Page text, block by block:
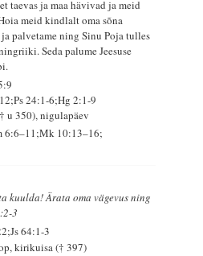
taevas ja maa hävivad ja meid
meid kindlalt oma sõna
palvetame ning Sinu Poja tulles
Seda palume Jeesuse
24:1-6;Hg 2:1-9
u 350), nigulapäev
6:6–11;Mk 10:13–16;
kuulda! Ärata oma vägevus ning
3
64:1-3
kirikuisa († 397)